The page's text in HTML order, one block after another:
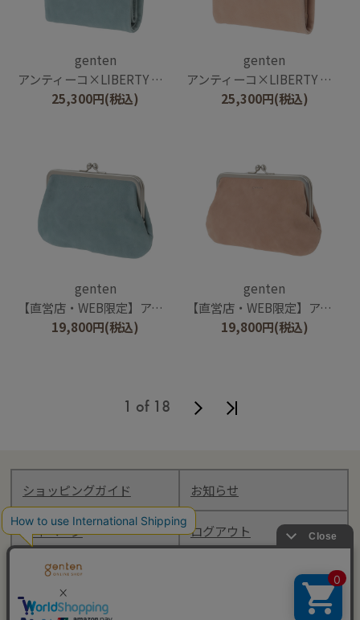
genten
アンティーコ×LIBERTY 二つ折り財布
25,300円(税込)
genten
アンティーコ×LIBERTY 二つ折り財布
25,300円(税込)
genten
【直営店・WEB限定】アンティーコ×LIBERTY 口金ポーチ
19,800円(税込)
genten
【直営店・WEB限定】アンティーコ×LIBERTY 口金ポーチ
19,800円(税込)
1 of 18
ショッピングガイド お知らせ
マイページ ログアウト